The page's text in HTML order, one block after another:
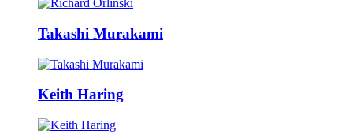
Takashi Murakami
Keith Haring